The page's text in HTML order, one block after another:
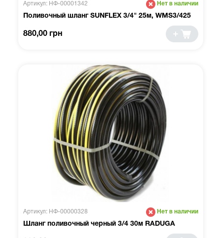
Артикул: НФ-00001342 Нет в наличии
Поливочный шланг SUNFLEX 3/4" 25м, WMS3/425
880,00 грн
Артикул: НФ-00000328 Нет в наличии
Шланг поливочный черный 3/4 30м RADUGA